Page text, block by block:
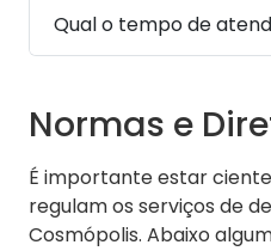
Qual o tempo de
Normas e
É importante estar
regulam os serviços de
Cosmópolis. Abaixo